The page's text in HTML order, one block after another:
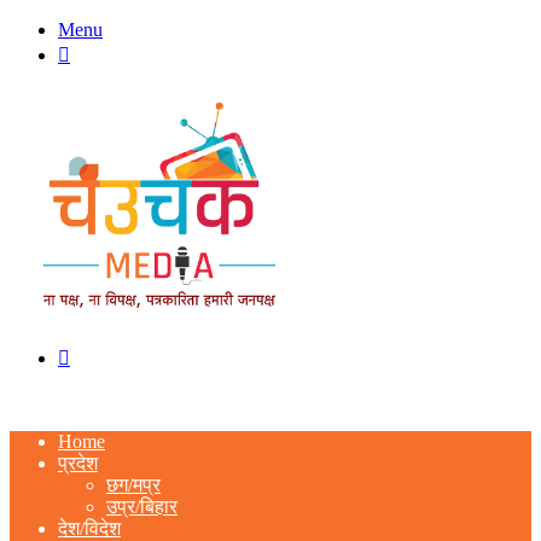
Menu
Home
प्रदेश
छग/मप्र
उप्र/बिहार
देश/विदेश